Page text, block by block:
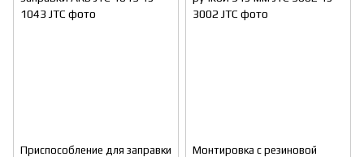
Приспособление для заправки
Монтировка с резиновой